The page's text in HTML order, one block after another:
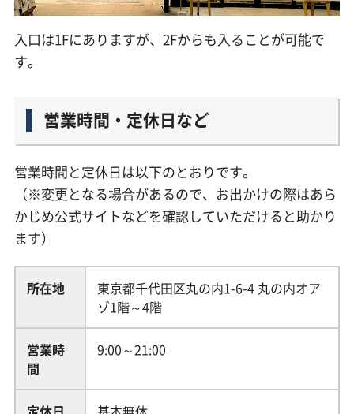
入口は1Fにありますが、2Fからも入ることが可能で
す。
営業時間・定休日など
営業時間と定休日は以下のとおりです。
（※変更となる場合があるので、お出かけの際はあら
かじめ公式サイトなどを確認していただけると助かり
ます）
所在地
東京都千代田区丸の内1-6-4 丸の内オア
ゾ1階～4階
営業時
間
9:00～21:00